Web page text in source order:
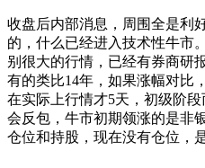
收盘后内部消息，周围全是利
的，什么已经进入技术性牛市
别很大的行情，已经有券商研
有的类比14年，如果涨幅对比
在实际上行情才5天，初级阶
会反包，牛市初期领涨的是非
仓位和持股，现在没有仓位，